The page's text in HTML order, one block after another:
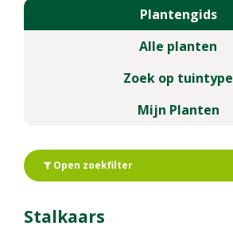
Plantengids
Alle planten
Zoek op tuintype
Mijn Planten
Open zoekfilter
Stalkaars